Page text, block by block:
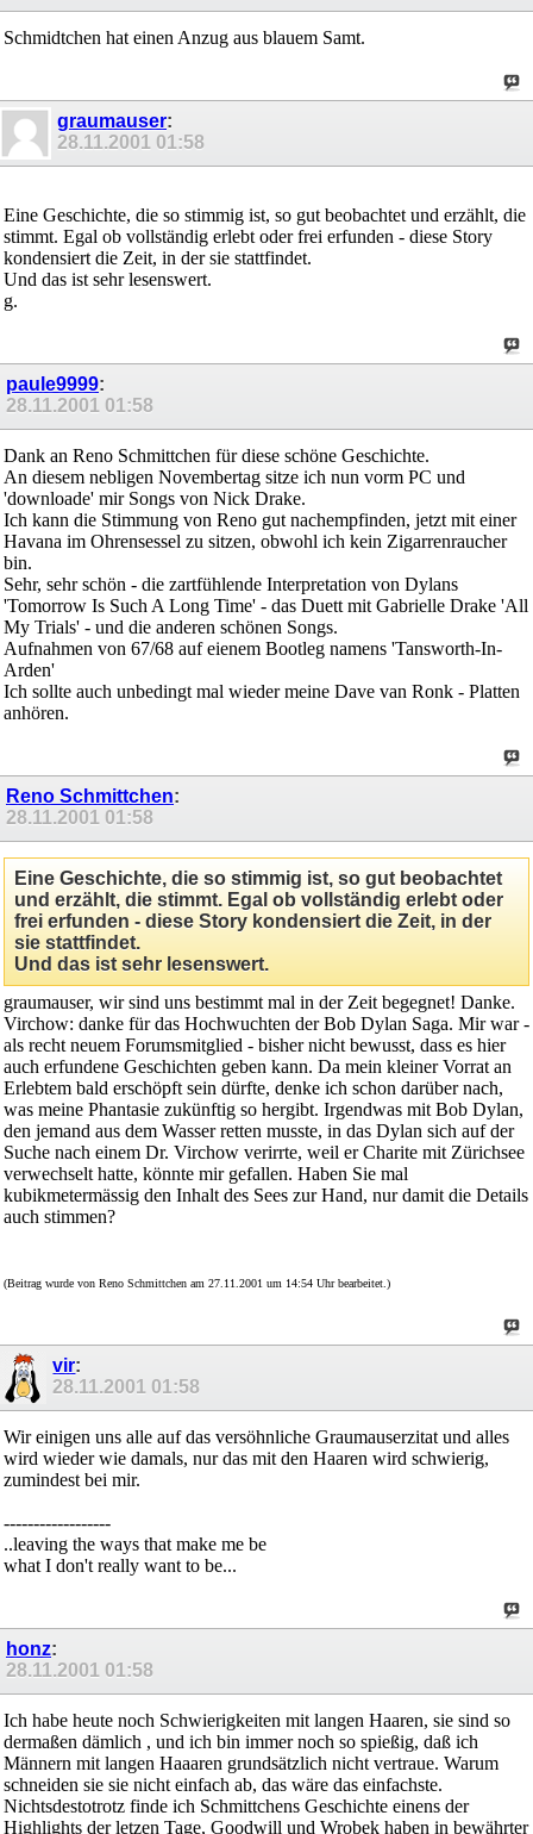
Schmidtchen hat einen Anzug aus blauem Samt.
graumauser:
28.11.2001 01:58
Eine Geschichte, die so stimmig ist, so gut beobachtet und erzählt, die
stimmt. Egal ob vollständig erlebt oder frei erfunden - diese Story
kondensiert die Zeit, in der sie stattfindet.
Und das ist sehr lesenswert.
g.
paule9999:
28.11.2001 01:58
Dank an Reno Schmittchen für diese schöne Geschichte.
An diesem nebligen Novembertag sitze ich nun vorm PC und
'downloade' mir Songs von Nick Drake.
Ich kann die Stimmung von Reno gut nachempfinden, jetzt mit einer
Havana im Ohrensessel zu sitzen, obwohl ich kein Zigarrenraucher
bin.
Sehr, sehr schön - die zartfühlende Interpretation von Dylans
'Tomorrow Is Such A Long Time' - das Duett mit Gabrielle Drake 'All
My Trials' - und die anderen schönen Songs.
Aufnahmen von 67/68 auf eienem Bootleg namens 'Tansworth-In-
Arden'
Ich sollte auch unbedingt mal wieder meine Dave van Ronk - Platten
anhören.
Reno Schmittchen:
28.11.2001 01:58
Eine Geschichte, die so stimmig ist, so gut beobachtet
und erzählt, die stimmt. Egal ob vollständig erlebt oder
frei erfunden - diese Story kondensiert die Zeit, in der
sie stattfindet.
Und das ist sehr lesenswert.
graumauser, wir sind uns bestimmt mal in der Zeit begegnet! Danke.
Virchow: danke für das Hochwuchten der Bob Dylan Saga. Mir war -
als recht neuem Forumsmitglied - bisher nicht bewusst, dass es hier
auch erfundene Geschichten geben kann. Da mein kleiner Vorrat an
Erlebtem bald erschöpft sein dürfte, denke ich schon darüber nach,
was meine Phantasie zukünftig so hergibt. Irgendwas mit Bob Dylan,
den jemand aus dem Wasser retten musste, in das Dylan sich auf der
Suche nach einem Dr. Virchow verirrte, weil er Charite mit Zürichsee
verwechselt hatte, könnte mir gefallen. Haben Sie mal
kubikmetermässig den Inhalt des Sees zur Hand, nur damit die Details
auch stimmen?
(Beitrag wurde von Reno Schmittchen am 27.11.2001 um 14:54 Uhr bearbeitet.)
vir:
28.11.2001 01:58
Wir einigen uns alle auf das versöhnliche Graumauserzitat und alles
wird wieder wie damals, nur das mit den Haaren wird schwierig,
zumindest bei mir.
------------------
..leaving the ways that make me be
what I don't really want to be...
honz:
28.11.2001 01:58
Ich habe heute noch Schwierigkeiten mit langen Haaren, sie sind so
dermaßen dämlich , und ich bin immer noch so spießig, daß ich
Männern mit langen Haaaren grundsätzlich nicht vertraue. Warum
schneiden sie sie nicht einfach ab, das wäre das einfachste.
Nichtsdestotrotz finde ich Schmittchens Geschichte einens der
Highlights der letzen Tage, Goodwill und Wrobek haben in bewährter